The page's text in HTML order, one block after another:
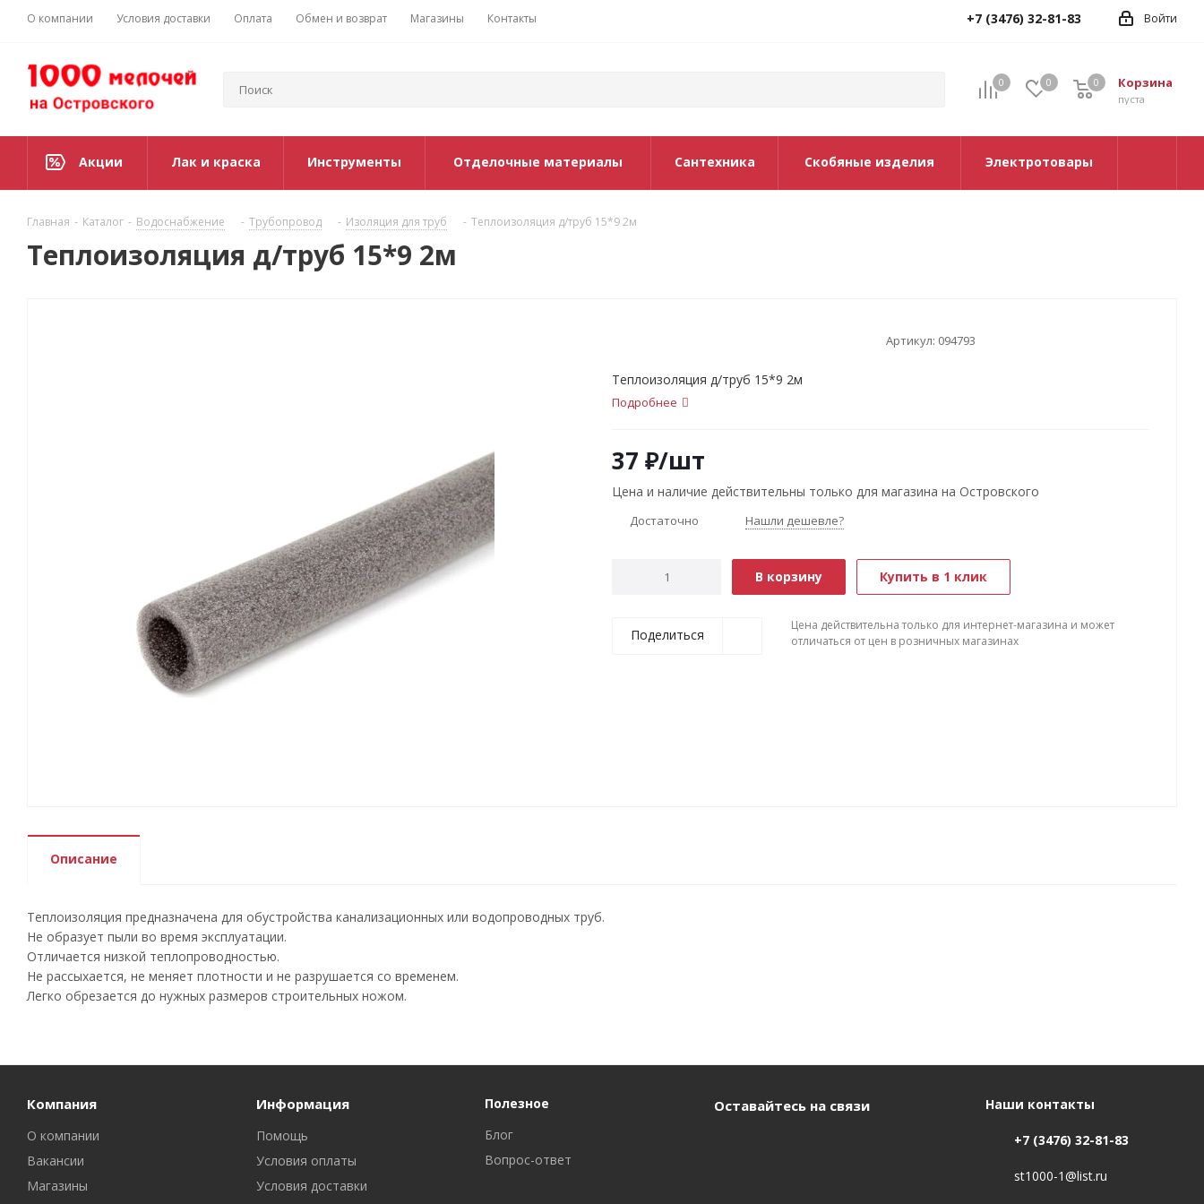
О компании Условия доставки Оплата Обмен и возврат Магазины Контакты Войти
+7 (3476) 32-81-83
0 0 Корзина
0
пуста
0
Акции Лак и краска Инструменты Отделочные материалы Сантехника Скобяные изделия Электротовары
Главная - Каталог - Водоснабжение - Трубопровод - Изоляция для труб - Теплоизоляция д/труб 15*9 2м
Теплоизоляция д/труб 15*9 2м
Артикул: 094793
Теплоизоляция д/труб 15*9 2м
Подробнее
37 ₽/шт
Цена и наличие действительны только для магазина на Островского
Достаточно Нашли дешевле?
В корзину Купить в 1 клик
Поделиться
Цена действительна только для интернет-магазина и может
отличаться от цен в розничных магазинах
Описание
Теплоизоляция предназначена для обустройства канализационных или водопроводных труб.
Не образует пыли во время эксплуатации.
Отличается низкой теплопроводностью.
Не рассыхается, не меняет плотности и не разрушается со временем.
Легко обрезается до нужных размеров строительных ножом.
Компания
О компании
Вакансии
Магазины
Информация
Помощь
Условия оплаты
Условия доставки
Полезное
Блог
Вопрос-ответ
Оставайтесь на связи Наши контакты
+7 (3476) 32-81-83
st1000-1@list.ru